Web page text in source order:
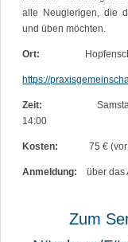
alle Neugierigen, die
und üben möchten.
Ort:
https://
Zeit:
Samstag, 12.
14:00
Kosten: 75 € (vor
Anmeldung: über das
Zum